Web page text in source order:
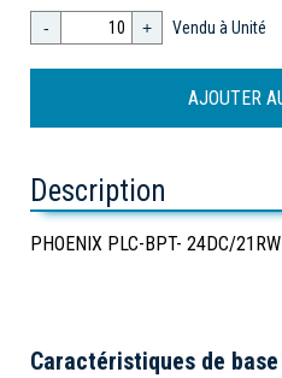
- + Vendu à Unité
Description
PHOENIX PLC-BPT- 24DC/21RW
Caractéristiques de base